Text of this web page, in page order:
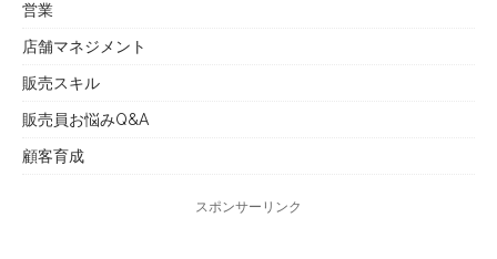
営業
店舗マネジメント
販売スキル
販売員お悩みQ&A
顧客育成
スポンサーリンク